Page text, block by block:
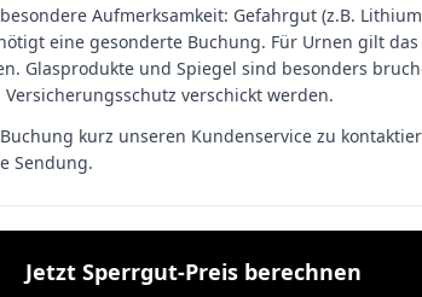
Aufmerksamkeit: Gefahrgut (z.B.
eine gesonderte Buchung. Für Urnen gilt
Glasprodukte und Spiegel sind besonders
verschickt werden.
kurz unseren Kundenservice zu
Sendung.
Jetzt Sperrgut-Preis berechnen